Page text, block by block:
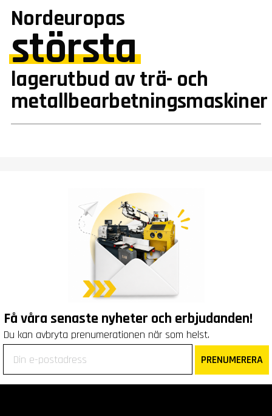
Nordeuropas
största
lagerutbud av trä- och
metallbearbetningsmaskiner
Få våra senaste nyheter och erbjudanden!
Du kan avbryta prenumerationen när som helst.
PRENUMERERA